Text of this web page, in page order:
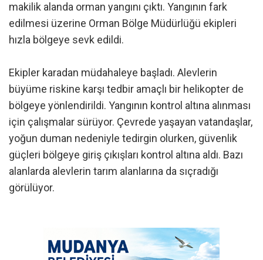
makilik alanda orman yangını çıktı. Yangının fark
edilmesi üzerine Orman Bölge Müdürlüğü ekipleri
hızla bölgeye sevk edildi.
Ekipler karadan müdahaleye başladı. Alevlerin
büyüme riskine karşı tedbir amaçlı bir helikopter de
bölgeye yönlendirildi. Yangının kontrol altına alınması
için çalışmalar sürüyor. Çevrede yaşayan vatandaşlar,
yoğun duman nedeniyle tedirgin olurken, güvenlik
güçleri bölgeye giriş çıkışları kontrol altına aldı. Bazı
alanlarda alevlerin tarım alanlarına da sıçradığı
görülüyor.